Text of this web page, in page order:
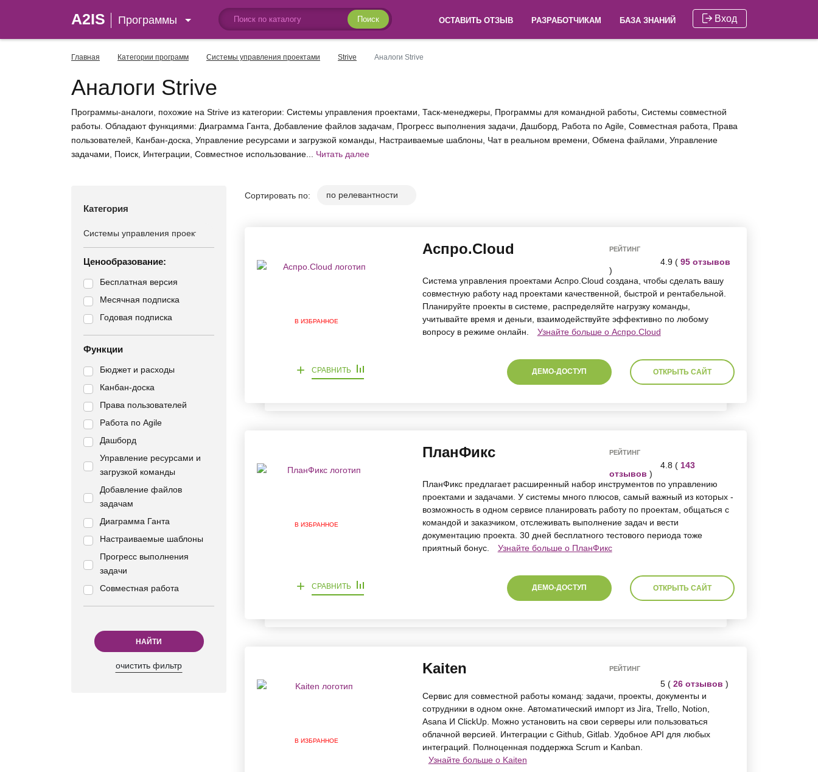
A2IS Программы ОСТАВИТЬ ОТЗЫВ РАЗРАБОТЧИКАМ БАЗА ЗНАНИЙ
Поиск Вход
Главная Категории программ Системы управления проектами Strive Аналоги Strive
Аналоги Strive
Программы-аналоги, похожие на Strive из категории: Системы управления проектами, Таск-менеджеры, Программы для командной работы, Системы совместной
работы. Обладают функциями: Диаграмма Ганта, Добавление файлов задачам, Прогресс выполнения задачи, Дашборд, Работа по Agile, Совместная работа, Права
пользователей, Канбан-доска, Управление ресурсами и загрузкой команды, Настраиваемые шаблоны, Чат в реальном времени, Обмена файлами, Управление
задачами, Поиск, Интеграции, Совместное использование... Читать далее
Категория
Ценообразование:
Бесплатная версия
Месячная подписка
Годовая подписка
Функции
Бюджет и расходы
Канбан-доска
Права пользователей
Работа по Agile
Дашборд
Управление ресурсами и
загрузкой команды
Добавление файлов
задачам
Диаграмма Ганта
Настраиваемые шаблоны
Прогресс выполнения
задачи
Совместная работа
НАЙТИ
очистить фильтр
Сортировать по:
В ИЗБРАННОЕ
Аспро.Cloud РЕЙТИНГ
4.9 ( 95 отзывов
)
Система управления проектами Аспро.Cloud создана, чтобы сделать вашу
совместную работу над проектами качественной, быстрой и рентабельной.
Планируйте проекты в системе, распределяйте нагрузку команды,
учитывайте время и деньги, взаимодействуйте эффективно по любому
вопросу в режиме онлайн.
Узнайте больше о Аспро.Cloud
ДЕМО-ДОСТУП ОТКРЫТЬ САЙТ
+ СРАВНИТЬ
В ИЗБРАННОЕ
ПланФикс РЕЙТИНГ
4.8 ( 143
отзывов )
ПланФикс предлагает расширенный набор инструментов по управлению
проектами и задачами. У системы много плюсов, самый важный из которых -
возможность в одном сервисе планировать работу по проектам, общаться с
командой и заказчиком, отслеживать выполнение задач и вести
документацию проекта. 30 дней бесплатного тестового периода тоже
приятный бонус.
Узнайте больше о ПланФикс
ДЕМО-ДОСТУП ОТКРЫТЬ САЙТ
+ СРАВНИТЬ
В ИЗБРАННОЕ
Kaiten РЕЙТИНГ
5 ( 26 отзывов )
Сервис для совместной работы команд: задачи, проекты, документы и
сотрудники в одном окне. Автоматический импорт из Jira, Trello, Notion,
Asana И ClickUp. Можно установить на свои серверы или пользоваться
облачной версией. Интеграции с Github, Gitlab. Удобное API для любых
интеграций. Полноценная поддержка Scrum и Kanban.
Узнайте больше о Kaiten